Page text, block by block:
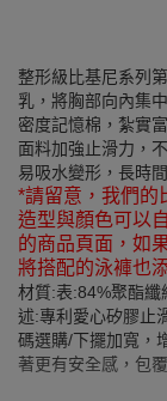
整形級比基尼系列
乳，將胸部向內集
密度記憶棉，紮實
面料加強止滑力，
易吸水變形，長時
*請留意，我們的
造型與顏色可以
的商品頁面，如
將搭配的泳褲也
材質:表:84%聚酯
述:專利愛心矽膠止
碼選購/下擺加寬，
著更有安全感，包